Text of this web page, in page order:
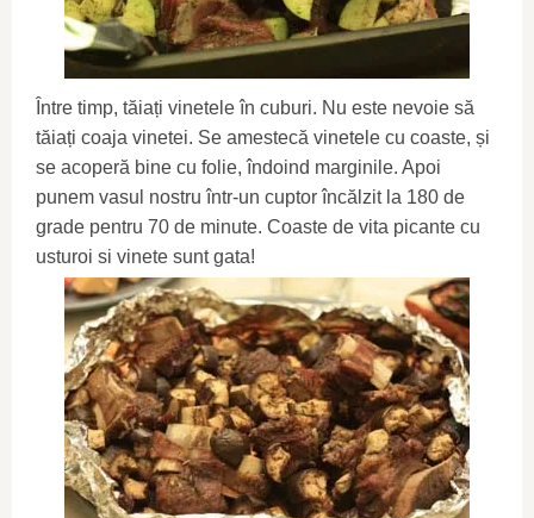
Între timp, tăiați vinetele în cuburi. Nu este nevoie să
tăiați coaja vinetei. Se amestecă vinetele cu coaste, și
se acoperă bine cu folie, îndoind marginile. Apoi
punem vasul nostru într-un cuptor încălzit la 180 de
grade pentru 70 de minute. Coaste de vita picante cu
usturoi si vinete sunt gata!